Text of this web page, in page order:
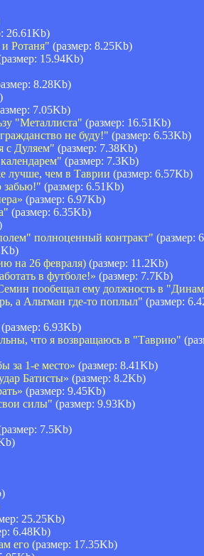
26.61Kb)
Ротаня" (размер: 8.25Kb)
15.94Kb)
8.28Kb)
7.05Kb)
"Металлиста" (размер: 16.51Kb)
не буду!" (размер: 6.53Kb)
с Дуляем" (размер: 7.38Kb)
(размер: 7.3Kb)
лучше, чем в Таврии (размер: 6.57Kb)
забью!" (размер: 6.51Kb)
(размер: 6.97Kb)
(размер: 6.35Kb)
полноценный контракт" (размер:
на 26 февраля) (размер: 11.2Kb)
в футболе!» (размер: 7.7Kb)
пообещал ему должность в
а Альтман где-то поплыл" (размер:
(размер: 6.93Kb)
что я возвращаюсь в "Таврию"
за 1-е место» (размер: 8.41Kb)
Батисты» (размер: 8.2Kb)
(размер: 9.45Kb)
силы" (размер: 9.93Kb)
7.5Kb)
25.25Kb)
6.48Kb)
его (размер: 17.35Kb)